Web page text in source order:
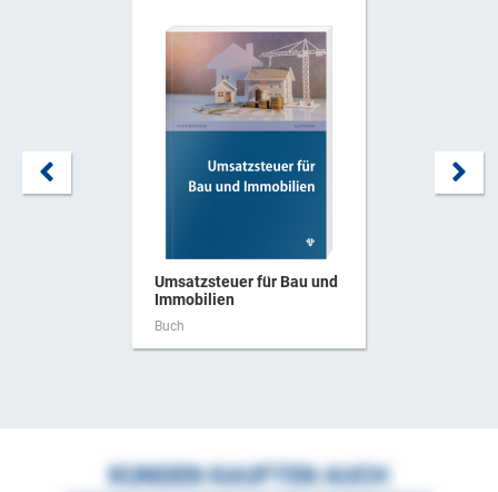
Umsatzsteuer für Bau und
Immobilien
Buch
KUNDEN KAUFTEN AUCH